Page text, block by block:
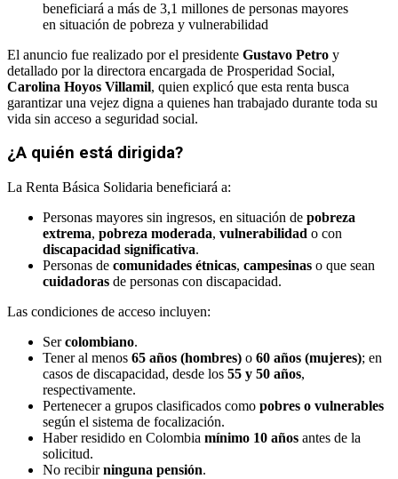
beneficiará a más de 3,1 millones de personas mayores
en situación de pobreza y vulnerabilidad
El anuncio fue realizado por el presidente Gustavo Petro y
detallado por la directora encargada de Prosperidad Social,
Carolina Hoyos Villamil, quien explicó que esta renta busca
garantizar una vejez digna a quienes han trabajado durante toda su
vida sin acceso a seguridad social.
¿A quién está dirigida?
La Renta Básica Solidaria beneficiará a:
Personas mayores sin ingresos, en situación de pobreza
extrema, pobreza moderada, vulnerabilidad o con
discapacidad significativa.
Personas de comunidades étnicas, campesinas o que sean
cuidadoras de personas con discapacidad.
Las condiciones de acceso incluyen:
Sercolombiano.
Tener al menos 65 años (hombres) o 60 años (mujeres); en
casos de discapacidad, desde los 55 y 50 años,
respectivamente.
Pertenecer a grupos clasificados como pobres o vulnerables
según el sistema de focalización.
Haber residido en Colombia mínimo 10 años antes de la
solicitud.
No recibirninguna pensión.